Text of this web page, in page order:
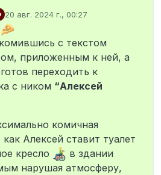
скопировать.
по мск.
приколу поставил в мэрии
холла и инвалидную
20 авг. 2024 г., 00:27
отредактировано
с текстом
приложенным к ней, а
переходить к
с ником “Алексей
комичная
Алексей ставит туалет
кресло
в здании
нарушая атмосферу,